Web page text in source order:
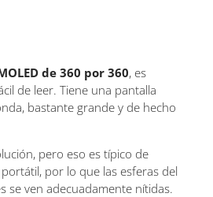
de 360 por 360, es
de leer. Tiene una pantalla
bastante grande y de hecho
pero eso es típico de
por lo que las esferas del
se ven adecuadamente nítidas.